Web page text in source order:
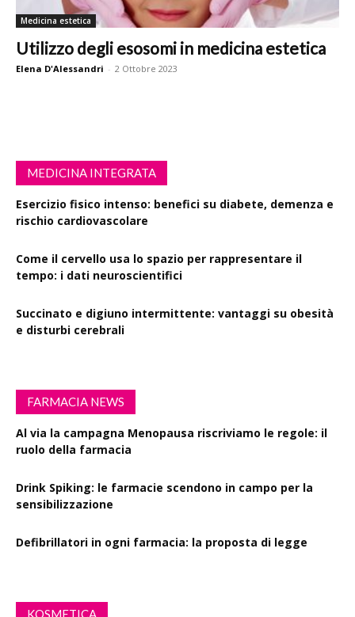
Medicina estetica
Utilizzo degli esosomi in medicina estetica
Elena D'Alessandri - 2 Ottobre 2023
MEDICINA INTEGRATA
Esercizio fisico intenso: benefici su diabete, demenza e
rischio cardiovascolare
Come il cervello usa lo spazio per rappresentare il
tempo: i dati neuroscientifici
Succinato e digiuno intermittente: vantaggi su obesità
e disturbi cerebrali
FARMACIA NEWS
Al via la campagna Menopausa riscriviamo le regole: il
ruolo della farmacia
Drink Spiking: le farmacie scendono in campo per la
sensibilizzazione
Defibrillatori in ogni farmacia: la proposta di legge
KOSMETICA